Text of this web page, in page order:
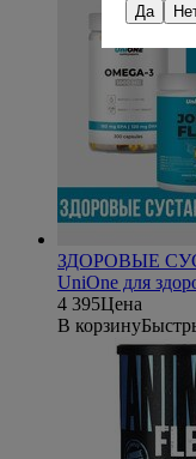
ЗДОРОВЫЕ
UniOne для
4 395Цена
В корзину
Да